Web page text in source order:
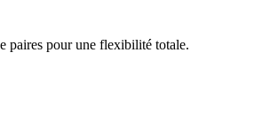
paires pour une flexibilité totale.